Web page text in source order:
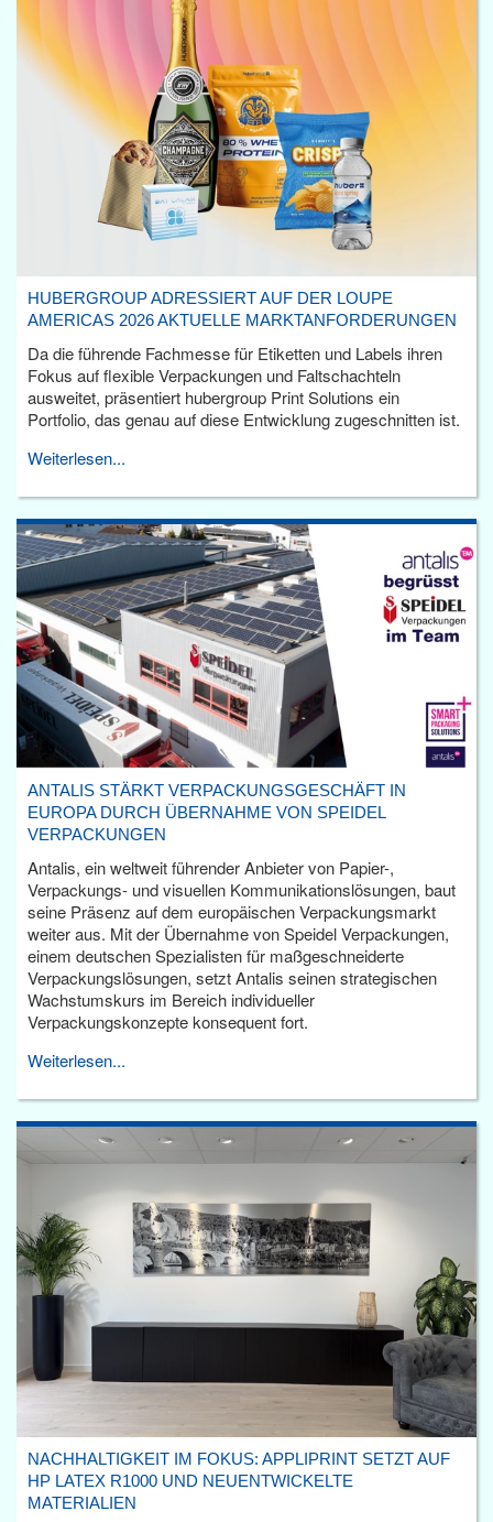
HUBERGROUP ADRESSIERT AUF DER LOUPE
AMERICAS 2026 AKTUELLE MARKTANFORDERUNGEN
Da die führende Fachmesse für Etiketten und Labels ihren
Fokus auf flexible Verpackungen und Faltschachteln
ausweitet, präsentiert hubergroup Print Solutions ein
Portfolio, das genau auf diese Entwicklung zugeschnitten ist.
Weiterlesen...
ANTALIS STÄRKT VERPACKUNGSGESCHÄFT IN
EUROPA DURCH ÜBERNAHME VON SPEIDEL
VERPACKUNGEN
Antalis, ein weltweit führender Anbieter von Papier-,
Verpackungs- und visuellen Kommunikationslösungen, baut
seine Präsenz auf dem europäischen Verpackungsmarkt
weiter aus. Mit der Übernahme von Speidel Verpackungen,
einem deutschen Spezialisten für maßgeschneiderte
Verpackungslösungen, setzt Antalis seinen strategischen
Wachstumskurs im Bereich individueller
Verpackungskonzepte konsequent fort.
Weiterlesen...
NACHHALTIGKEIT IM FOKUS: APPLIPRINT SETZT AUF
HP LATEX R1000 UND NEUENTWICKELTE
MATERIALIEN